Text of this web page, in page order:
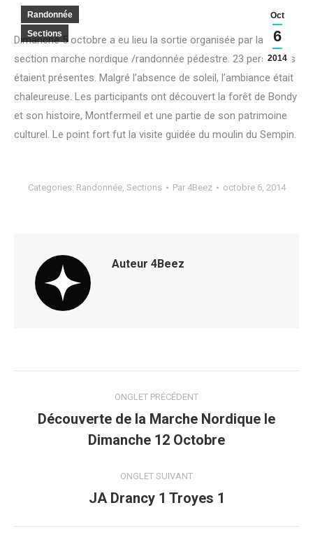
Oct
6
2014
Randonnée
Sections
Dimanche 5 octobre a eu lieu la sortie organisée par la
section marche nordique /randonnée pédestre. 23 personnes
étaient présentes. Malgré l’absence de soleil, l’ambiance était
chaleureuse. Les participants ont découvert la forêt de Bondy
et son histoire, Montfermeil et une partie de son patrimoine
culturel. Le point fort fut la visite guidée du moulin du Sempin.
Categories: Randonnée, Sections Par 4Beez octobre 6, 2014
Auteur 4Beez
de
commentaire
ONGLET PRÉCÉDENT
Onglet
précédent
Découverte de la Marche Nordique le
Dimanche 12 Octobre
ONGLET SUIVANT
Onglet
JA Drancy 1 Troyes 1